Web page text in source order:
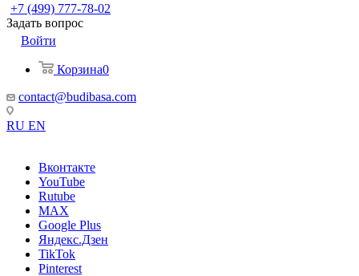
+7 (499) 777-78-02
Задать вопрос
Войти
Корзина0
contact@budibasa.com
RU EN
Вконтакте
YouTube
Rutube
MAX
Google Plus
Яндекс.Дзен
TikTok
Pinterest